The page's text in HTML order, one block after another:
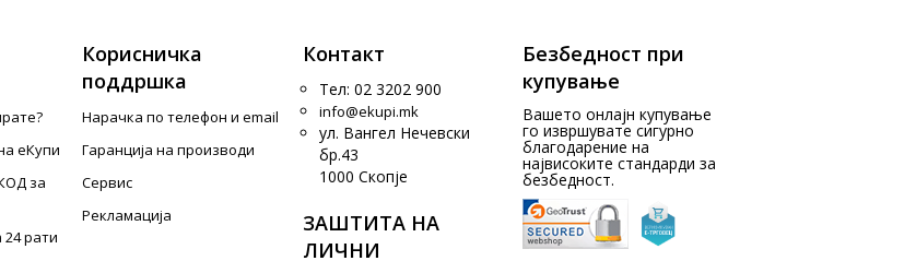
еКупи
за
24 рати
Корисничка
поддршка
Нарачка по телефон и еmail
Гаранција на производи
Сервис
Рекламација
Контакт
Тел: 02 3202 900
info@ekupi.mk
ул. Вангел Нечевски
бр.43
1000 Скопје
ЗАШТИТА НА
ЛИЧНИ
Безбедност при
купување
Вашето онлајн купување
го извршувате сигурно
благодарение на
највисоките стандарди за
безбедност.